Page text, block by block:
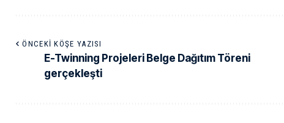
ÖNCEKI KÖŞE YAZISI
E-Twinning Projeleri Belge Dağıtım Töreni
gerçekleşti